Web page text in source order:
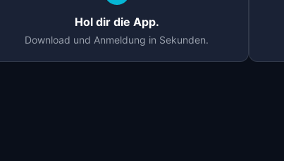
Hol dir die App.
Download und Anmeldung in Sekunden.